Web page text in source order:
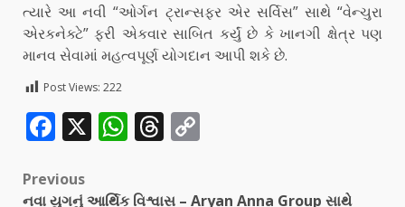
ત્યારે આ નવી “ઓર્ગન ટ્રાન્સફર એર સર્વિસ” સાથે “વેન્ચુરા
એરકનેક્ટે” ફરી એકવાર સાબિત કર્યું છે કે ખાનગી ક્ષેત્ર પણ
માનવ સેવામાં મહત્વપૂર્ણ યોગદાન આપી શકે છે.
Post Views: 222
Facebook
X WhatsApp
Threads
Previous
નવા યુગનું આર્થિક વિશ્વાસ – Aryan Anna Group સાથે